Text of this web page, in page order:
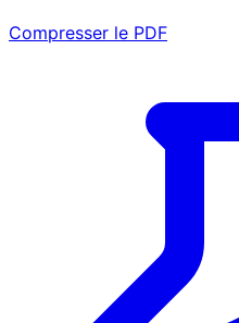
Compresser le PDF